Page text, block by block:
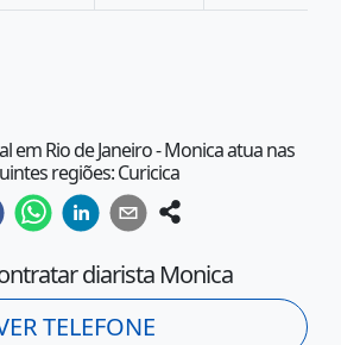
em Rio de Janeiro - Monica atua nas
regiões: Curicica
diarista Monica
TELEFONE